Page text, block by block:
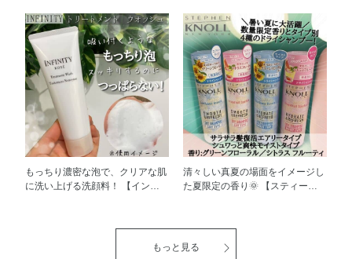
イベース 01ピンクベージュ 目元
や眉のメイク前に使用すると、
アイカラーの発色や色もちアッ
プ！ 流行りの可愛い淡いアイカ
ラーが思ったより発色しない、、
そんな時にも使えるアイベースで
す！ 汗や涙にも強いウォーター
プルーフなので 時間が経つと眉
メイクが落ちてしまう方にもおす
すめです！ 目もとは乾燥しやす
くデリケートなので うるおいも
まもる美容液成分配合なのも嬉し
いポイント 私は下まぶたの目尻
バーム リップクリーム、口紅、
グロスの3つの効果 ◎​とろける極
上のツヤ＆ボリューム 体温でと
ろけるオイルとプランプ処方※
で、 ベタつかず、透き通るよう
なツヤと ふっくら感をキープで
きます！ ​◎うるおい長持ち美容
液成分 私はティッシュオフした
あともうるおいが持続していたよ
うに感じました✨️ ◎​暑い季節でも
すっきり心地よい使用感 高保湿
バームは寒くて乾燥する時期に使
用するイメージがありました
方に ぴったりの限定アイテムで
​もっちり濃密な泡で、クリアな肌
に洗い上げる洗顔料！ 【インフ
角質や汚れをすっきり落として、
透明感のある明るい肌に整えてく
清々しい真夏の場面をイメージし
た夏限定の香り🌞 【スティーブ
的にサラサラ髪にリセット◎ ド
ライ シャンプー エアリータイプ
もっと見る